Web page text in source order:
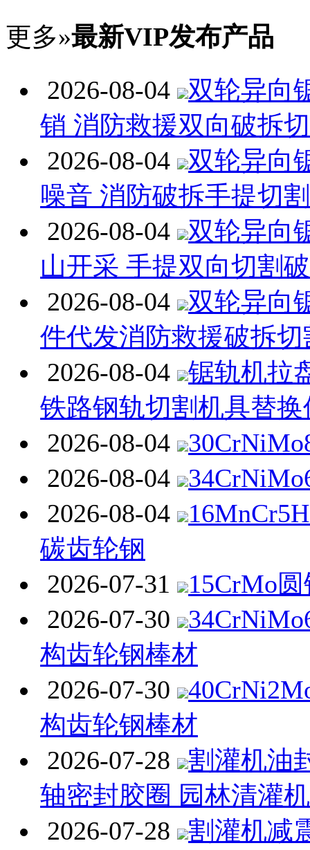
更多»最新VIP发布产品
2026-08-04
双轮异向
销 消防救援双向破拆
2026-08-04
双轮异向
噪音 消防破拆手提切
2026-08-04
双轮异向
山开采 手提双向切割
2026-08-04
双轮异向
件代发消防救援破拆
2026-08-04
锯轨机拉
铁路钢轨切割机具替换
2026-08-04
2026-08-04
2026-08-04
碳齿轮钢
2026-07-31
15CrMo
2026-07-30
构齿轮钢棒材
2026-07-30
构齿轮钢棒材
2026-07-28
割灌机油
轴密封胶圈 园林清灌
2026-07-28
割灌机减